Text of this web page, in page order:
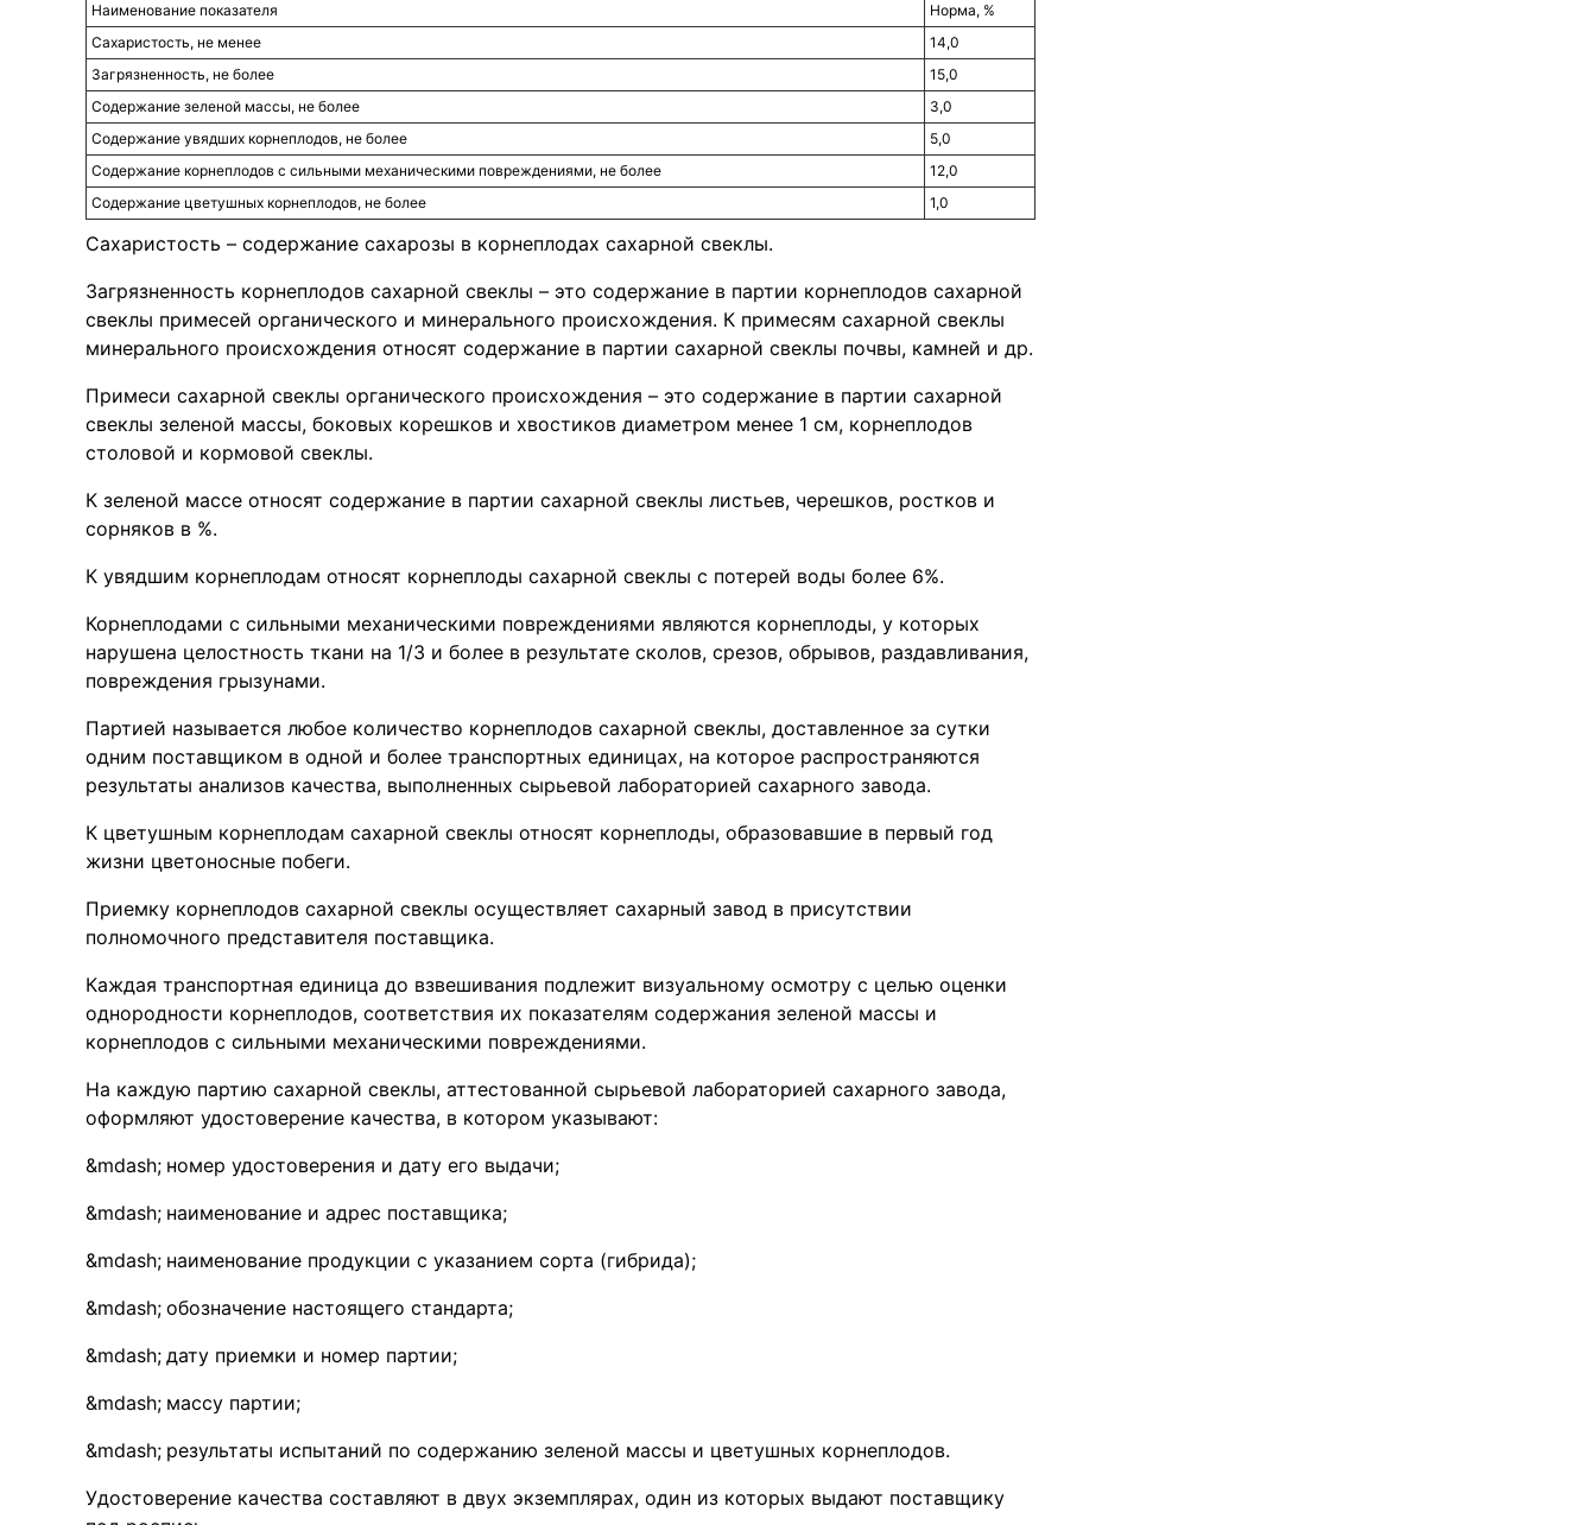
Наименование показателя
Норма, %
Сахаристость, не менее
14,0
Загрязненность, не более
15,0
Содержание зеленой массы, не более
3,0
Содержание увядших корнеплодов, не более
5,0
Содержание корнеплодов с сильными механическими повреждениями, не более
12,0
Содержание цветушных корнеплодов, не более
1,0
Сахаристость – содержание сахарозы в корнеплодах сахарной свеклы.
Загрязненность корнеплодов сахарной свеклы – это содержание в партии корнеплодов сахарной
свеклы примесей органического и минерального происхождения. К примесям сахарной свеклы
минерального происхождения относят содержание в партии сахарной свеклы почвы, камней и др.
Примеси сахарной свеклы органического происхождения – это содержание в партии сахарной
свеклы зеленой массы, боковых корешков и хвостиков диаметром менее 1 см, корнеплодов
столовой и кормовой свеклы.
К зеленой массе относят содержание в партии сахарной свеклы листьев, черешков, ростков и
сорняков в %.
К увядшим корнеплодам относят корнеплоды сахарной свеклы с потерей воды более 6%.
Корнеплодами с сильными механическими повреждениями являются корнеплоды, у которых
нарушена целостность ткани на 1/3 и более в результате сколов, срезов, обрывов, раздавливания,
повреждения грызунами.
Партией называется любое количество корнеплодов сахарной свеклы, доставленное за сутки
одним поставщиком в одной и более транспортных единицах, на которое распространяются
результаты анализов качества, выполненных сырьевой лабораторией сахарного завода.
К цветушным корнеплодам сахарной свеклы относят корнеплоды, образовавшие в первый год
жизни цветоносные побеги.
Приемку корнеплодов сахарной свеклы осуществляет сахарный завод в присутствии
полномочного представителя поставщика.
Каждая транспортная единица до взвешивания подлежит визуальному осмотру с целью оценки
однородности корнеплодов, соответствия их показателям содержания зеленой массы и
корнеплодов с сильными механическими повреждениями.
На каждую партию сахарной свеклы, аттестованной сырьевой лабораторией сахарного завода,
оформляют удостоверение качества, в котором указывают:
номер удостоверения и дату его выдачи;
наименование и адрес поставщика;
наименование продукции с указанием сорта (гибрида);
обозначение настоящего стандарта;
дату приемки и номер партии;
массу партии;
результаты испытаний по содержанию зеленой массы и цветушных корнеплодов.
Удостоверение качества составляют в двух экземплярах, один из которых выдают поставщику